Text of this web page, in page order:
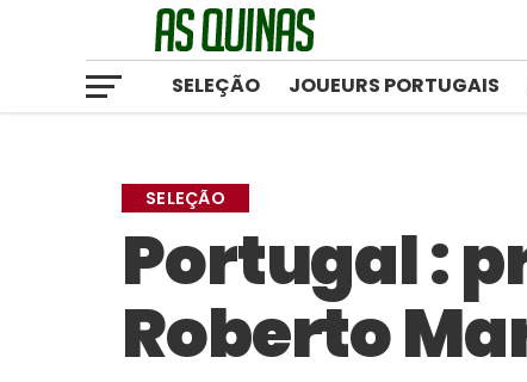
SELEÇÃO JOUEURS PORTUGAIS
SELEÇÃO
Portugal :
Roberto